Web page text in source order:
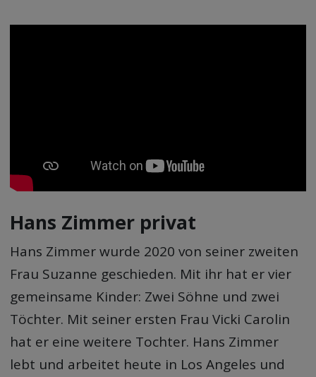
Hans Zimmer privat
Hans Zimmer wurde 2020 von seiner zweiten
Frau Suzanne geschieden. Mit ihr hat er vier
gemeinsame Kinder: Zwei Söhne und zwei
Töchter. Mit seiner ersten Frau Vicki Carolin
hat er eine weitere Tochter. Hans Zimmer
lebt und arbeitet heute in Los Angeles und